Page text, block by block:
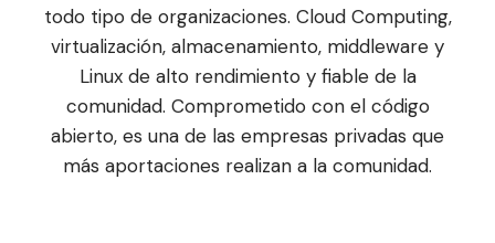
todo tipo de organizaciones. Cloud Computing,
virtualización, almacenamiento, middleware y
Linux de alto rendimiento y fiable de la
comunidad. Comprometido con el código
abierto, es una de las empresas privadas que
más aportaciones realizan a la comunidad.